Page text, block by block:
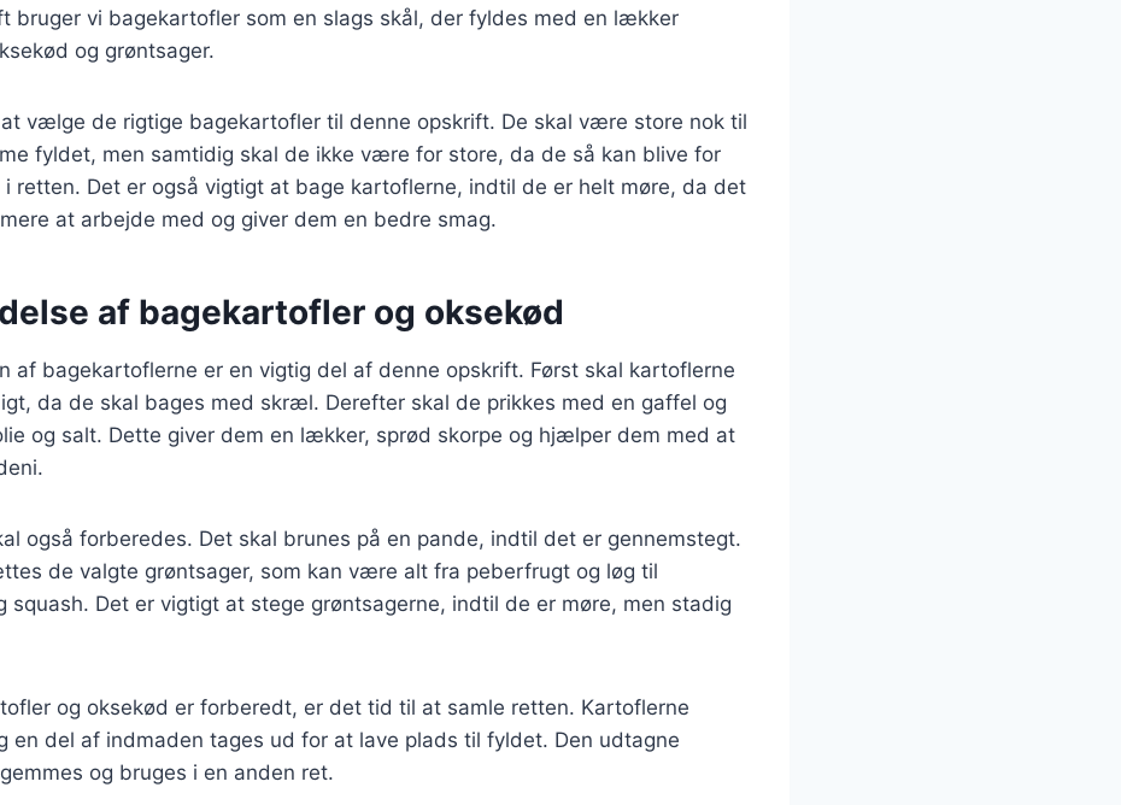
bruger vi bagekartofler som en slags skål, der fyldes med en lækker
og grøntsager.
vælge de rigtige bagekartofler til denne opskrift. De skal være store nok til
fyldet, men samtidig skal de ikke være for store, da de så kan blive for
i retten. Det er også vigtigt at bage kartoflerne, indtil de er helt møre, da det
at arbejde med og giver dem en bedre smag.
af bagekartofler og oksekød
af bagekartoflerne er en vigtig del af denne opskrift. Først skal kartoflerne
da de skal bages med skræl. Derefter skal de prikkes med en gaffel og
og salt. Dette giver dem en lækker, sprød skorpe og hjælper dem med at
også forberedes. Det skal brunes på en pande, indtil det er gennemstegt.
de valgte grøntsager, som kan være alt fra peberfrugt og løg til
squash. Det er vigtigt at stege grøntsagerne, indtil de er møre, men stadig
og oksekød er forberedt, er det tid til at samle retten. Kartoflerne
en del af indmaden tages ud for at lave plads til fyldet. Den udtagne
og bruges i en anden ret.